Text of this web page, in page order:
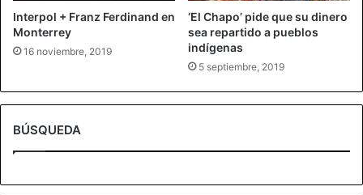
Interpol + Franz Ferdinand en
Monterrey
16 noviembre, 2019
‘El Chapo’ pide que su dinero
sea repartido a pueblos
indígenas
5 septiembre, 2019
BÚSQUEDA